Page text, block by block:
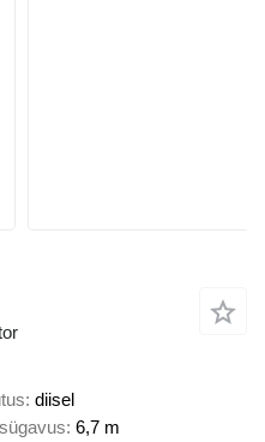
diisel
6,7 m